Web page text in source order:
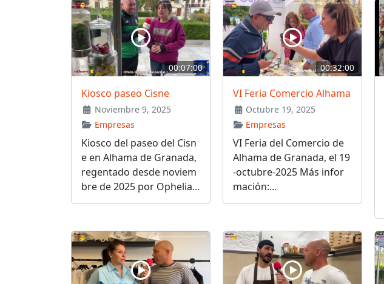
00:07:00
Kiosco paseo Cisne
Noviembre 9, 2025
Empresas
Kiosco del paseo del Cisn
e en Alhama de Granada,
regentado desde noviem
bre de 2025 por Ophelia...
00:32:00
VI Feria Comercio Alhama
Octubre 19, 2025
Empresas
VI Feria del Comercio de
Alhama de Granada, el 19
-octubre-2025 Más infor
mación:...